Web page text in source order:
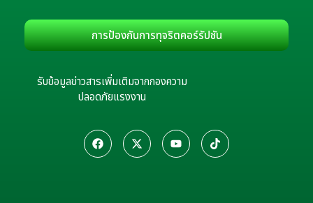
การป้องกันการทุจริตคอร์รัปชัน
รับข้อมูลข่าวสารเพิ่มเติมจากกองความ
ปลอดภัยแรงงาน